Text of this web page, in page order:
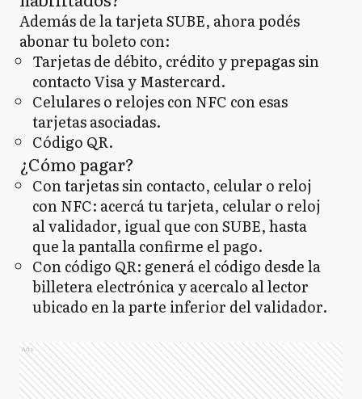
Además de la tarjeta SUBE, ahora podés
abonar tu boleto con:
Tarjetas de débito, crédito y prepagas sin
contacto Visa y Mastercard.
Celulares o relojes con NFC con esas
tarjetas asociadas.
Código QR.
¿Cómo pagar?
Con tarjetas sin contacto, celular o reloj
con NFC: acercá tu tarjeta, celular o reloj
al validador, igual que con SUBE, hasta
que la pantalla confirme el pago.
Con código QR: generá el código desde la
billetera electrónica y acercalo al lector
ubicado en la parte inferior del validador.
Ads